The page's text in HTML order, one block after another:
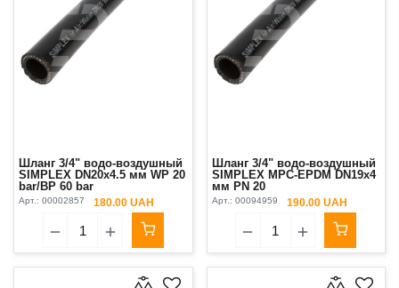
Шланг 3/4" водо-воздушный
SIMPLEX DN20x4.5 мм WP 20
bar/BP 60 bar
Арт.: 00002857 180.00 UAH
Шланг 3/4" водо-воздушный
SIMPLEX MPC-EPDM DN19x4
мм PN 20
Арт.: 00094959 190.00 UAH